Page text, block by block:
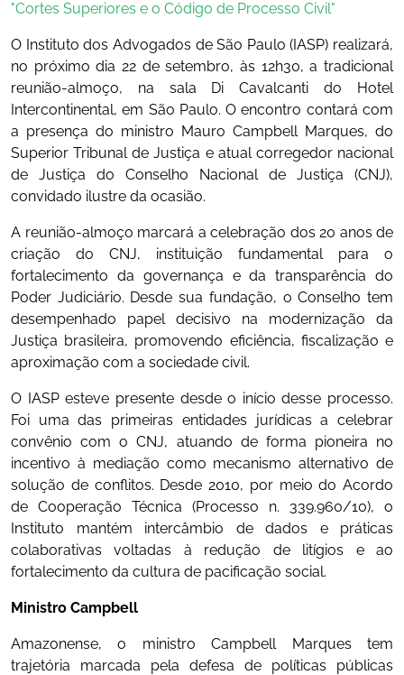
"Cortes Superiores e o Código de Processo Civil"
O Instituto dos Advogados de São Paulo (IASP) realizará,
no próximo dia 22 de setembro, às 12h30, a tradicional
reunião-almoço, na sala Di Cavalcanti do Hotel
Intercontinental, em São Paulo. O encontro contará com
a presença do ministro Mauro Campbell Marques, do
Superior Tribunal de Justiça e atual corregedor nacional
de Justiça do Conselho Nacional de Justiça (CNJ),
convidado ilustre da ocasião.
A reunião-almoço marcará a celebração dos 20 anos de
criação do CNJ, instituição fundamental para o
fortalecimento da governança e da transparência do
Poder Judiciário. Desde sua fundação, o Conselho tem
desempenhado papel decisivo na modernização da
Justiça brasileira, promovendo eficiência, fiscalização e
aproximação com a sociedade civil.
O IASP esteve presente desde o início desse processo.
Foi uma das primeiras entidades jurídicas a celebrar
convênio com o CNJ, atuando de forma pioneira no
incentivo à mediação como mecanismo alternativo de
solução de conflitos. Desde 2010, por meio do Acordo
de Cooperação Técnica (Processo n. 339.960/10), o
Instituto mantém intercâmbio de dados e práticas
colaborativas voltadas à redução de litígios e ao
fortalecimento da cultura de pacificação social.
Ministro Campbell
Amazonense, o ministro Campbell Marques tem
trajetória marcada pela defesa de políticas públicas